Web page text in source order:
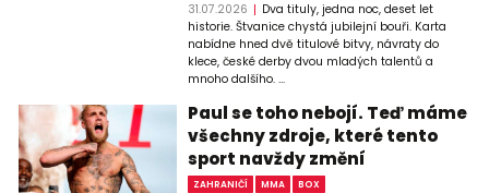
31.07.2026
Dva tituly, jedna noc, deset let
historie. Štvanice chystá jubilejní bouři. Karta
nabídne hned dvě titulové bitvy, návraty do
klece, české derby dvou mladých talentů a
mnoho dalšího. ...
Paul se toho nebojí. Teď máme
všechny zdroje, které tento
sport navždy změní
ZAHRANIČÍ MMA BOX